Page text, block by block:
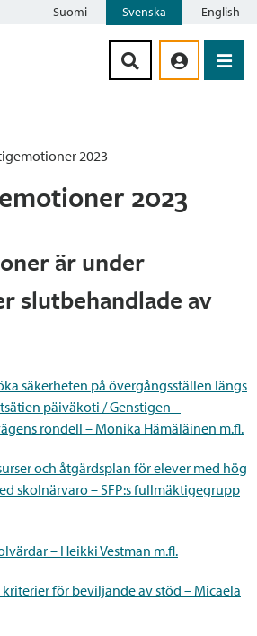
Suomi Svenska English
2023
2023
är under
slutbehandlade av
säkerheten på övergångsställen längs
päiväkoti / Genstigen –
rondell – Monika Hämäläinen m.fl.
och åtgärdsplan för elever med hög
skolnärvaro – SFP:s fullmäktigegrupp
– Heikki Vestman m.fl.
för beviljande av stöd – Micaela